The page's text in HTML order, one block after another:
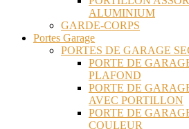
ALUMINIUM
GARDE-CORPS
Portes Garage
PORTES DE GARAGE
PORTE DE
PLAFOND
PORTE DE
AVEC PORTILLON
PORTE DE
COULEUR